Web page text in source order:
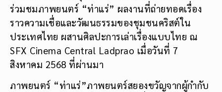
ร่วมชมภาพยนตร์ “ท่าแร่” ผลงานที่ถ่ายทอดเรื่อง
ราวความเชื่อและวัฒนธรรมของชุมชนคริสต์ใน
ประเทศไทย ผสานศิลปะการเล่าเรื่องแบบไทย ณ
SFX Cinema Central Ladprao เมื่อวันที่ 7
สิงหาคม 2568 ที่ผ่านมา
ภาพยนตร์ “ท่าแร่”ภาพยนตร์สยองขวัญจากผู้กำกับ